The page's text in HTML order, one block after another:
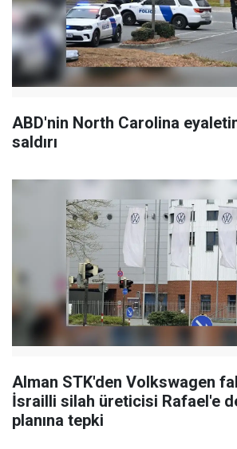
ABD'nin North Carolina
saldırı
Alman STK'den Volkswagen
İsrailli silah üreticisi Rafael'e
planına tepki